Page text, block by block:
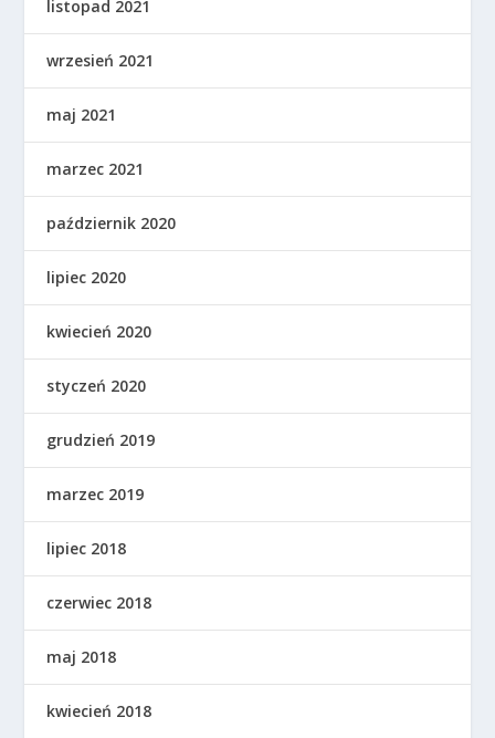
listopad 2021
wrzesień 2021
maj 2021
marzec 2021
październik 2020
lipiec 2020
kwiecień 2020
styczeń 2020
grudzień 2019
marzec 2019
lipiec 2018
czerwiec 2018
maj 2018
kwiecień 2018